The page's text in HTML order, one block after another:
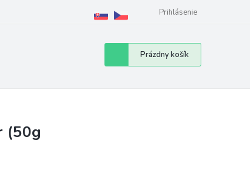
Prihlásenie
Nákupný
košík
Prázdny košík
(50g